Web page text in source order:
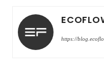
https://